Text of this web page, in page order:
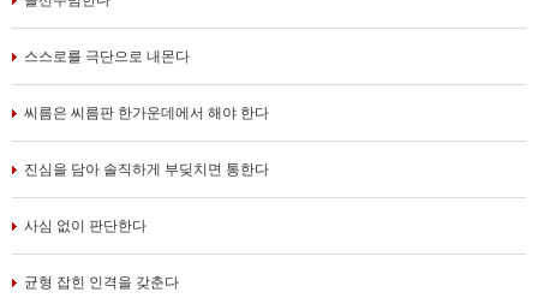
스스로를 극단으로 내몬다
씨름은 씨름판 한가운데에서 해야 한다
진심을 담아 솔직하게 부딪치면 통한다
사심 없이 판단한다
균형 잡힌 인격을 갖춘다